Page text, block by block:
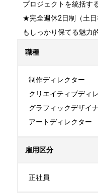
プロジェクトを統括す
★完全週休2日制（土日
もしっかり保てる魅力
職種
制作ディレクター
クリエイティブディ
グラフィックデザイ
アートディレクター
雇用区分
正社員